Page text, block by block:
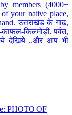
members (4000+
your native place,
उत्तराखंड के गाढ़,
किलमोड़ी, पर्वत,
देखिये ..और आप भी
PHOTO OF